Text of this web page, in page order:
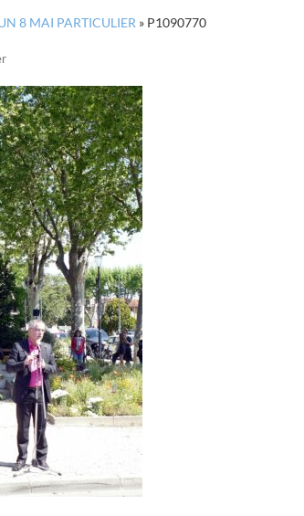
8 MAI PARTICULIER » P1090770